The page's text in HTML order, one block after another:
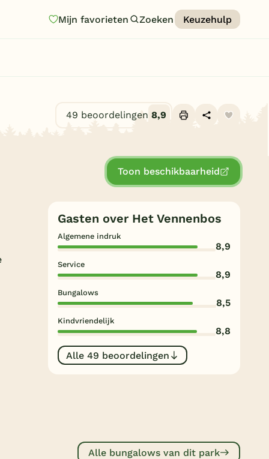
Mijn favorieten Zoeken Keuzehulp
Onze vakantiegidsen
Vakantieparken
Subtropisch zwembad
Overdekt zwembad
Wildwaterbaan
Indoor speeltuin
49 beoordelingen 8,9
Toon beschikbaarheid
Gasten over Het Vennenbos
Algemene indruk
8,9
Service
8,9
Bungalows
8,5
Kindvriendelijk
8,8
Alle 49 beoordelingen
Alle bungalows van dit park